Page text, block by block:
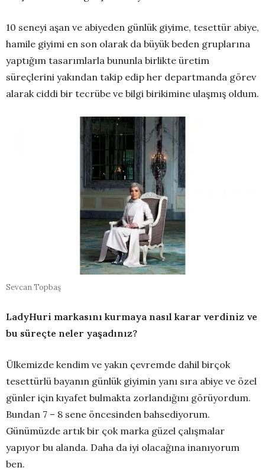
10 seneyi aşan ve abiyeden günlük giyime, tesettür abiye,
hamile giyimi en son olarak da büyük beden gruplarına
yaptığım tasarımlarla bununla birlikte üretim
süreçlerini yakından takip edip her departmanda görev
alarak ciddi bir tecrübe ve bilgi birikimine ulaşmış oldum.
Sevcan Topbaş
LadyHuri markasını kurmaya nasıl karar verdiniz ve
bu süreçte neler yaşadınız?
Ülkemizde kendim ve yakın çevremde dahil birçok
tesettürlü bayanın günlük giyimin yanı sıra abiye ve özel
günler için kıyafet bulmakta zorlandığını görüyordum.
Bundan 7 – 8 sene öncesinden bahsediyorum.
Günümüzde artık bir çok marka güzel çalışmalar
yapıyor bu alanda. Daha da iyi olacağına inanıyorum
ben.